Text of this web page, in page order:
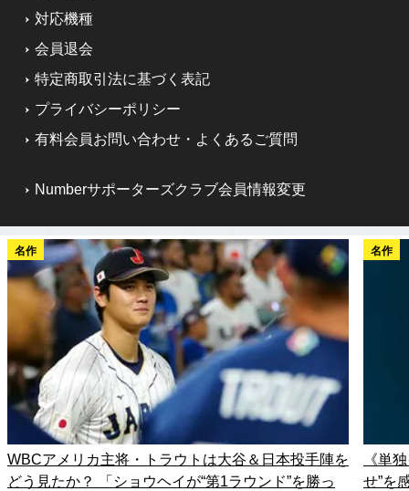
対応機種
会員退会
特定商取引法に基づく表記
プライバシーポリシー
有料会員お問い合わせ・よくあるご質問
Numberサポーターズクラブ会員情報変更
名作
WBCアメリカ主将・トラウトは大谷＆日本投手陣を
どう見たか？ 「ショウヘイが“第1ラウンド”を勝っ
名作
《単
せ”を